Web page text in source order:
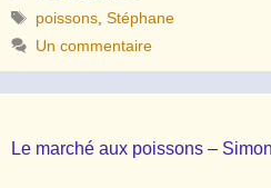
Étiquettes
poissons ,Stéphane
Un commentaire
Le marché aux poissons –